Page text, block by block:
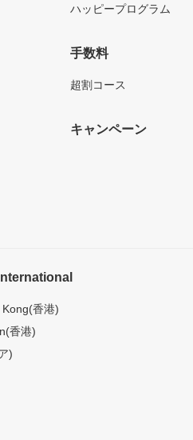
ハッピープログラム
手数料
超割コース
キャンペーン
香港)
香港)
)